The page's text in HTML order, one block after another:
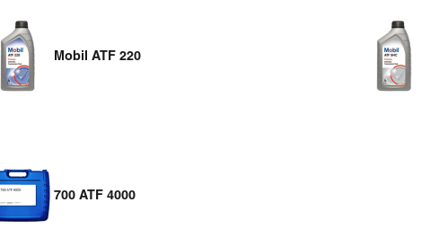
Mobil ATF 220
700 ATF 4000